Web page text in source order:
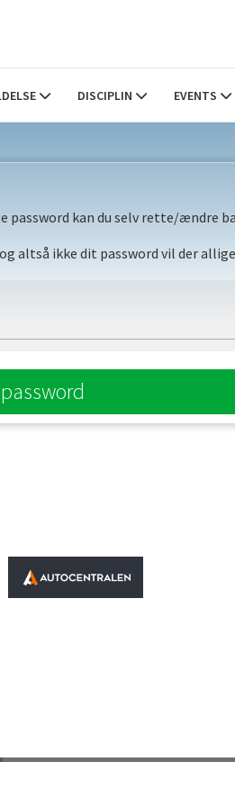
DISCIPLIN EVENTS
kan du selv rette/ændre
altså ikke dit password vil der